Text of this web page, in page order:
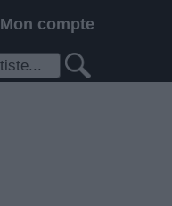
Mon compte